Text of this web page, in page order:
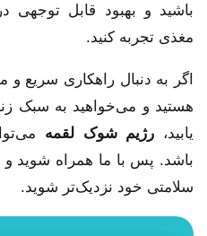
باشید و بهبود قابل
مغذی تجربه کنید.
اگر به دنبال راهکاری سریع
هستید و می‌خواهید به سبک
یابید، رژیم شوک لقمه
باشد. پس با ما همراه شوید
سلامتی خود نزدیک‌تر شوید.